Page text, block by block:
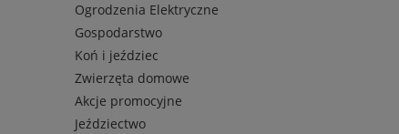
Ogrodzenia Elektryczne
Gospodarstwo
Koń i jeździec
Zwierzęta domowe
Akcje promocyjne
Jeździectwo